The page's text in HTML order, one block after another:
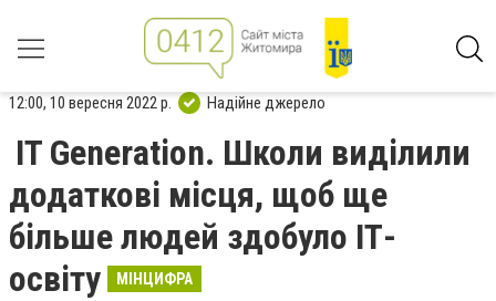
12:00, 10 вересня 2022 р. Надійне джерело
IT Generation. Школи виділили
додаткові місця, щоб ще
більше людей здобуло ІТ-
освіту
МІНЦИФРА